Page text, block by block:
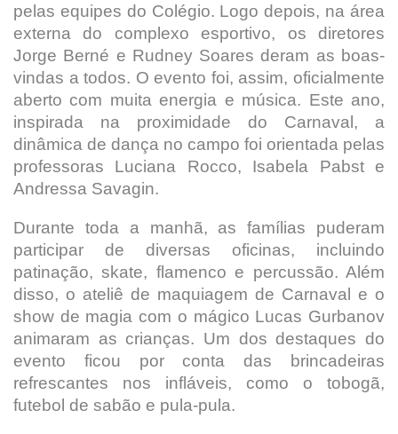
pelas equipes do Colégio. Logo depois, na área
externa do complexo esportivo, os diretores
Jorge Berné e Rudney Soares deram as boas-
vindas a todos. O evento foi, assim, oficialmente
aberto com muita energia e música. Este ano,
inspirada na proximidade do Carnaval, a
dinâmica de dança no campo foi orientada pelas
professoras Luciana Rocco, Isabela Pabst e
Andressa Savagin.
Durante toda a manhã, as famílias puderam
participar de diversas oficinas, incluindo
patinação, skate, flamenco e percussão. Além
disso, o ateliê de maquiagem de Carnaval e o
show de magia com o mágico Lucas Gurbanov
animaram as crianças. Um dos destaques do
evento ficou por conta das brincadeiras
refrescantes nos infláveis, como o tobogã,
futebol de sabão e pula-pula.